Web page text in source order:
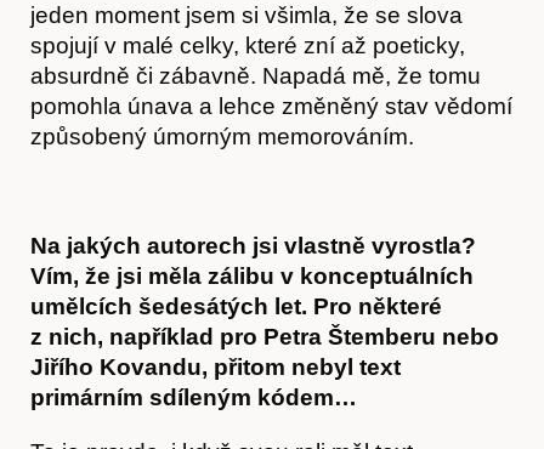
Články
jeden moment jsem si všimla, že se slova
spojují v malé celky, které zní až poeticky,
absurdně či zábavně. Napadá mě, že tomu
pomohla únava a lehce změněný stav vědomí
způsobený úmorným memorováním.
Na jakých autorech jsi vlastně vyrostla?
Vím, že jsi měla zálibu v konceptuálních
umělcích šedesátých let. Pro některé
z nich, například pro Petra Štemberu nebo
Jiřího Kovandu, přitom nebyl text
primárním sdíleným kódem…